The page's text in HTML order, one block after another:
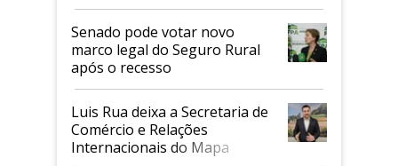
Senado pode votar novo
marco legal do Seguro Rural
após o recesso
Luis Rua deixa a Secretaria de
Comércio e Relações
Internacionais do Mapa